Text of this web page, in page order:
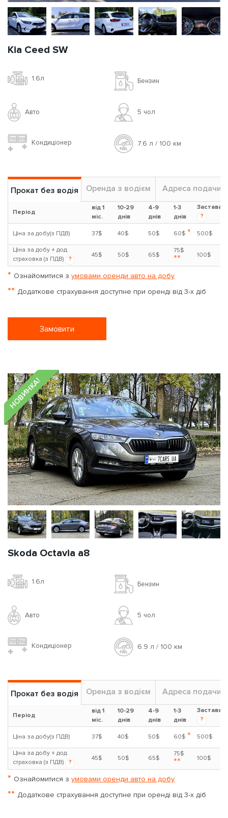
Kia Ceed SW
1.6л Бензин
Авто 5 чoл
Кондиціонер 7.6 л / 100 км
Прокат без водія Оренда з водієм Адреса подачи
Період
від 1
міс.
10-29
днів
4-9
днів
1-3
днів
Застава
?
Ціна за добу(з ПДВ) 37$ 40$ 50$ 60$ * 500$
Ціна за добу + дод.
страховка (з ПДВ)
?
45$ 50$ 65$
75$
** 100$
* Ознайомитися з умовами оренди авто на добу
** Додаткове страхування доступне при оренді від 3-х діб
Замовити
НОВИНКА!
Skoda Octavia a8
1.6л Бензин
Авто 5 чoл
Кондиціонер 6.9 л / 100 км
Прокат без водія Оренда з водієм Адреса подачи
Період
від 1
міс.
10-29
днів
4-9
днів
1-3
днів
Застава
?
Ціна за добу(з ПДВ) 37$ 40$ 50$ 60$ * 500$
Ціна за добу + дод.
страховка (з ПДВ)
?
45$ 50$ 65$
75$
** 100$
* Ознайомитися з умовами оренди авто на добу
** Додаткове страхування доступне при оренді від 3-х діб